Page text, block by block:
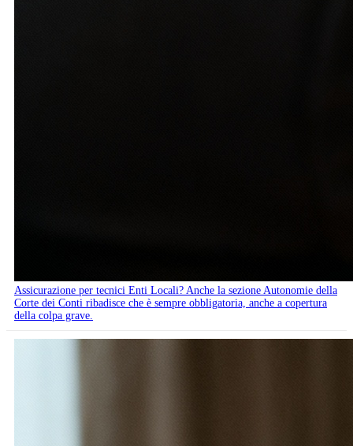
Assicurazione per tecnici Enti Locali? Anche la sezione Autonomie della
Corte dei Conti ribadisce che è sempre obbligatoria, anche a copertura
della colpa grave.